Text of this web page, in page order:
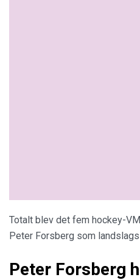
Totalt blev det fem hockey-
Peter Forsberg som
Peter Forsberg